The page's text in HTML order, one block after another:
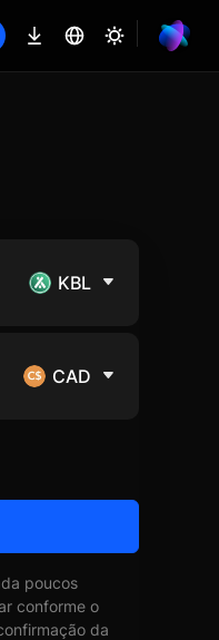
KBL
CAD
poucos
conforme o
da